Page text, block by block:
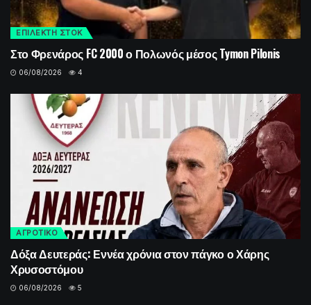
ΕΠΙΛΕΚΤΗ ΣΤΟΚ
Στο Φρενάρος FC 2000 ο Πολωνός μέσος Tymon Pilonis
06/08/2026 4
ΑΓΡΟΤΙΚΟ
Δόξα Δευτεράς: Εννέα χρόνια στον πάγκο ο Χάρης
Χρυσοστόμου
06/08/2026 5